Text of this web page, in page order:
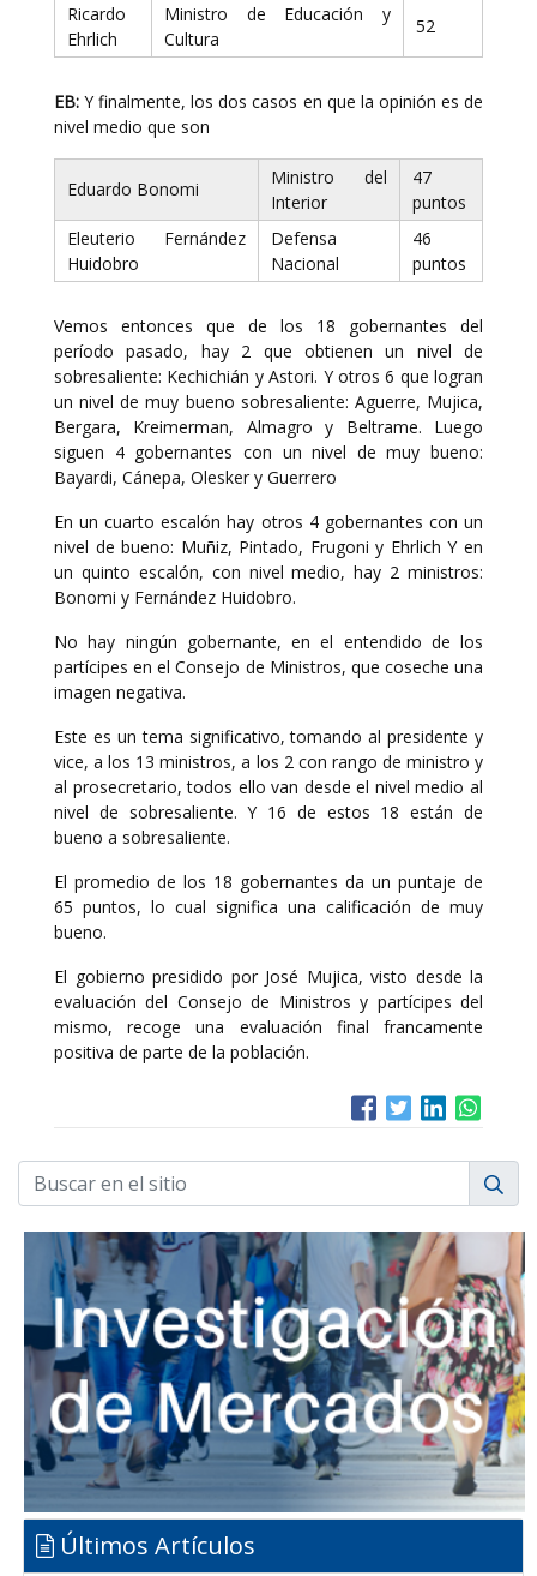
Ricardo
Ehrlich
Ministro de Educación y
Cultura
52
EB: Y finalmente, los dos casos en que la opinión es de
nivel medio que son
Eduardo Bonomi
Ministro del
Interior
47
puntos
Eleuterio Fernández
Huidobro
Defensa
Nacional
46
puntos
Vemos entonces que de los 18 gobernantes del
período pasado, hay 2 que obtienen un nivel de
sobresaliente: Kechichián y Astori. Y otros 6 que logran
un nivel de muy bueno sobresaliente: Aguerre, Mujica,
Bergara, Kreimerman, Almagro y Beltrame. Luego
siguen 4 gobernantes con un nivel de muy bueno:
Bayardi, Cánepa, Olesker y Guerrero
En un cuarto escalón hay otros 4 gobernantes con un
nivel de bueno: Muñiz, Pintado, Frugoni y Ehrlich Y en
un quinto escalón, con nivel medio, hay 2 ministros:
Bonomi y Fernández Huidobro.
No hay ningún gobernante, en el entendido de los
partícipes en el Consejo de Ministros, que coseche una
imagen negativa.
Este es un tema significativo, tomando al presidente y
vice, a los 13 ministros, a los 2 con rango de ministro y
al prosecretario, todos ello van desde el nivel medio al
nivel de sobresaliente. Y 16 de estos 18 están de
bueno a sobresaliente.
El promedio de los 18 gobernantes da un puntaje de
65 puntos, lo cual significa una calificación de muy
bueno.
El gobierno presidido por José Mujica, visto desde la
evaluación del Consejo de Ministros y partícipes del
mismo, recoge una evaluación final francamente
positiva de parte de la población.
Últimos Artículos